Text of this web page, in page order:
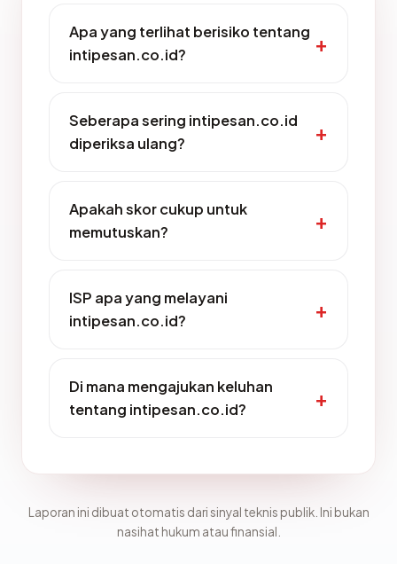
Apa yang terlihat berisiko tentang
intipesan.co.id?
Seberapa sering intipesan.co.id
diperiksa ulang?
Apakah skor cukup untuk
memutuskan?
ISP apa yang melayani
intipesan.co.id?
Di mana mengajukan keluhan
tentang intipesan.co.id?
Laporan ini dibuat otomatis dari sinyal teknis publik. Ini bukan
nasihat hukum atau finansial.